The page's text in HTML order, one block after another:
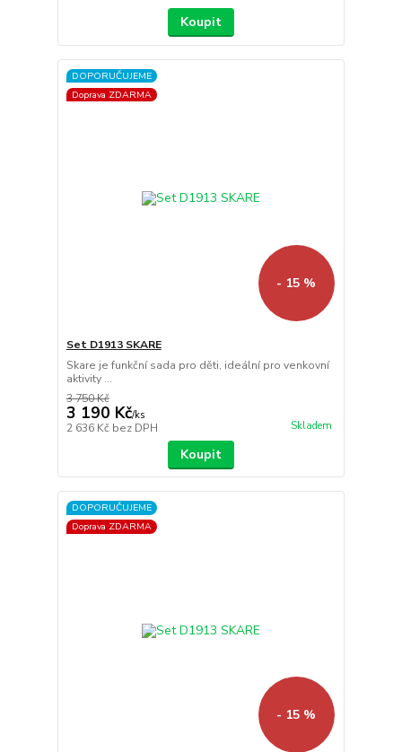
Koupit
DOPORUČUJEME
Doprava ZDARMA
- 15 %
Set D1913 SKARE
Skare je funkční sada pro děti, ideální pro venkovní
aktivity ...
3 750 Kč
3 190 Kč/ks
2 636 Kč bez DPH Skladem
Koupit
DOPORUČUJEME
Doprava ZDARMA
- 15 %